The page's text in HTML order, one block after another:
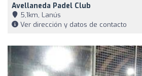
Avellaneda Padel Club
5,1km, Lanús
Ver dirección y datos de contacto